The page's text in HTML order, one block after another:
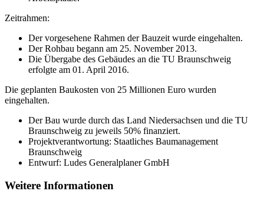
Zeitrahmen:
Der vorgesehene Rahmen der Bauzeit wurde eingehalten.
Der Rohbau begann am 25. November 2013.
Die Übergabe des Gebäudes an die TU Braunschweig
erfolgte am 01. April 2016.
Die geplanten Baukosten von 25 Millionen Euro wurden
eingehalten.
Der Bau wurde durch das Land Niedersachsen und die TU
Braunschweig zu jeweils 50% finanziert.
Projektverantwortung: Staatliches Baumanagement
Braunschweig
Entwurf: Ludes Generalplaner GmbH
Weitere Informationen